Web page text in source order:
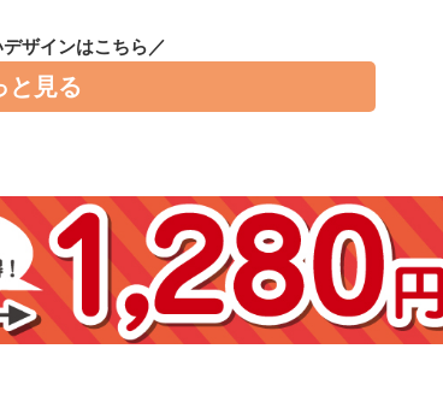
ザインはこちら／
と見る